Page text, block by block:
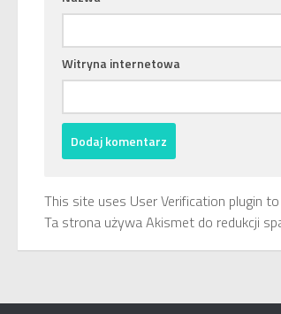
Witryna internetowa
This site uses User Verification plugin
Ta strona używa Akismet do redukcji